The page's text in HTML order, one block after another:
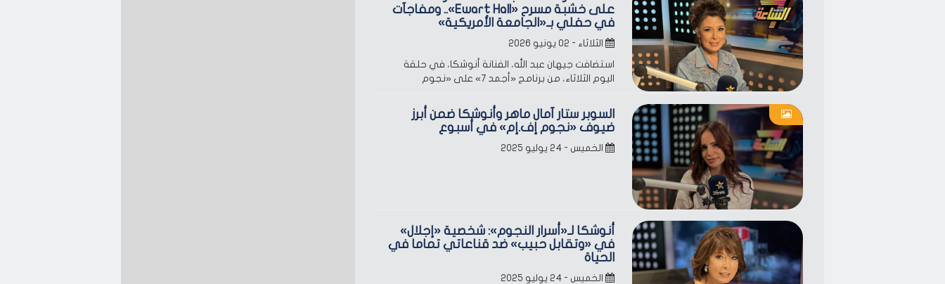
على خشبة مسرح «Ewart Hall».. ومفاجآت
في حفلي بـ«الجامعة الأمريكية»
الثلاثاء - ٠٢ يونيو ٢٠٢٦
استضافت جيهان عبد الله، الفنانة أنوشكا، في حلقة
اليوم الثلاثاء، من برنامج «أجمد 7» على «نجوم
السوبر ستار آمال ماهر وأنوشكا ضمن أبرز
ضيوف «نجوم إف.إم» في أسبوع
الخميس - ٢٤ يوليو ٢٠٢٥
أنوشكا لـ«أسرار النجوم»: شخصية «إجلال»
في «وتقابل حبيب» ضد قناعاتي تماما في
الحياة
الخميس - ٢٤ يوليو ٢٠٢٥